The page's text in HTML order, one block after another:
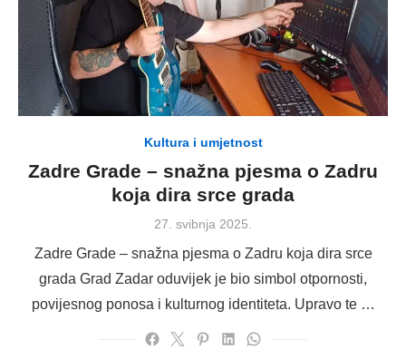
Kultura i umjetnost
Zadre Grade – snažna pjesma o Zadru
koja dira srce grada
Posted
27. svibnja 2025.
Zadre Grade – snažna pjesma o Zadru koja dira srce
grada Grad Zadar oduvijek je bio simbol otpornosti,
povijesnog ponosa i kulturnog identiteta. Upravo te …